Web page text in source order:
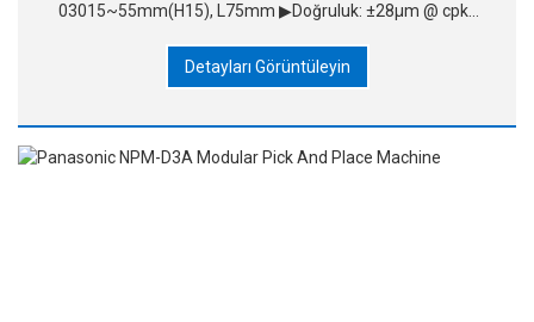
03015~55mm(H15), L75mm ▶Doğruluk: ±28μm @ cpk≥
Detayları Görüntüleyin